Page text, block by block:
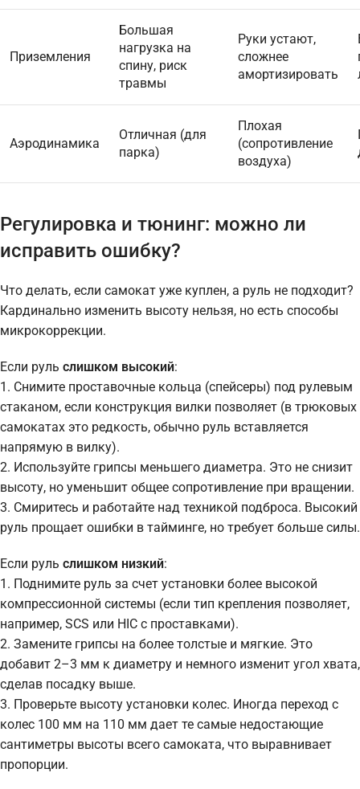
Приземления
Большая
нагрузка на
спину, риск
травмы
Руки устают,
сложнее
амортизировать
Аэродинамика
Отличная (для
парка)
Плохая
(сопротивление
воздуха)
Регулировка и тюнинг: можно ли
исправить ошибку?
Что делать, если самокат уже куплен, а руль не подходит?
Кардинально изменить высоту нельзя, но есть способы
микрокоррекции.
Если руль слишком высокий:
1. Снимите проставочные кольца (спейсеры) под рулевым
стаканом, если конструкция вилки позволяет (в трюковых
самокатах это редкость, обычно руль вставляется
напрямую в вилку).
2. Используйте грипсы меньшего диаметра. Это не снизит
высоту, но уменьшит общее сопротивление при вращении.
3. Смиритесь и работайте над техникой подброса. Высокий
руль прощает ошибки в тайминге, но требует больше силы.
Если руль слишком низкий:
1. Поднимите руль за счет установки более высокой
компрессионной системы (если тип крепления позволяет,
например, SCS или HIC с проставками).
2. Замените грипсы на более толстые и мягкие. Это
добавит 2–3 мм к диаметру и немного изменит угол хвата,
сделав посадку выше.
3. Проверьте высоту установки колес. Иногда переход с
колес 100 мм на 110 мм дает те самые недостающие
сантиметры высоты всего самоката, что выравнивает
пропорции.